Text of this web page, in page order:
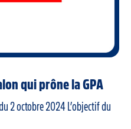
qui prône la GPA
2 octobre 2024 L’objectif du